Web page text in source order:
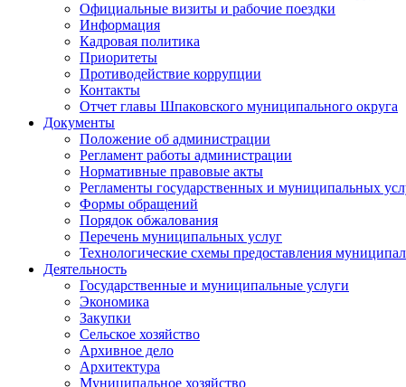
Официальные визиты и рабочие поездки
Информация
Кадровая политика
Приоритеты
Противодействие коррупции
Контакты
Отчет главы Шпаковского муниципального округа
Документы
Положение об администрации
Регламент работы администрации
Нормативные правовые акты
Регламенты государственных и муниципальных
Формы обращений
Порядок обжалования
Перечень муниципальных услуг
Технологические схемы предоставления
Деятельность
Государственные и муниципальные услуги
Экономика
Закупки
Сельское хозяйство
Архивное дело
Архитектура
Муниципальное хозяйство